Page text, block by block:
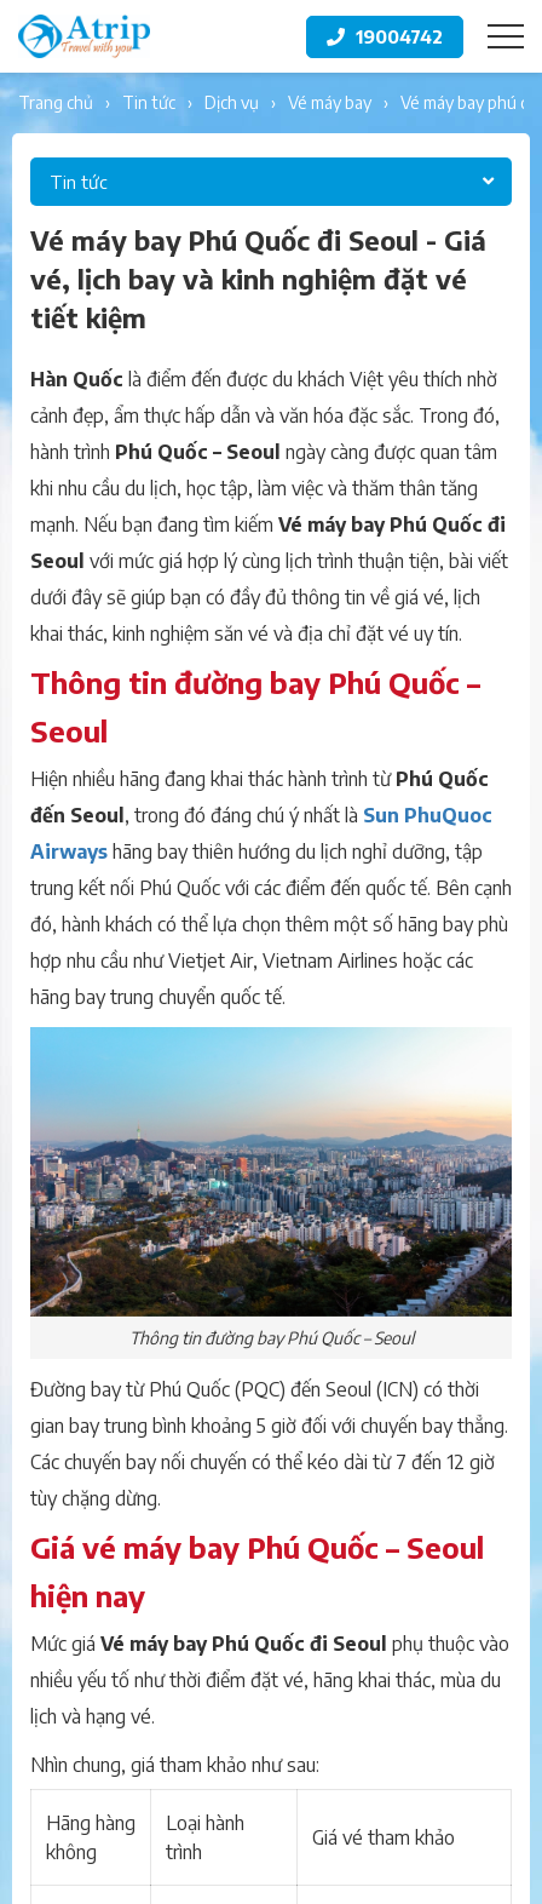
19004742
trang chủ tin tức dịch vụ vé máy bay vé máy bay phú
Tin tức
Vé máy bay Phú Quốc đi Seoul - Giá
vé, lịch bay và kinh nghiệm đặt vé
tiết kiệm
Hàn Quốc là điểm đến được du khách Việt yêu thích nhờ
cảnh đẹp, ẩm thực hấp dẫn và văn hóa đặc sắc. Trong đó,
hành trình Phú Quốc – Seoul ngày càng được quan tâm
khi nhu cầu du lịch, học tập, làm việc và thăm thân tăng
mạnh. Nếu bạn đang tìm kiếm Vé máy bay Phú Quốc đi
Seoul với mức giá hợp lý cùng lịch trình thuận tiện, bài viết
dưới đây sẽ giúp bạn có đầy đủ thông tin về giá vé, lịch
khai thác, kinh nghiệm săn vé và địa chỉ đặt vé uy tín.
Thông tin đường bay Phú Quốc –
Seoul
Hiện nhiều hãng đang khai thác hành trình từ Phú Quốc
đến Seoul , trong đó đáng chú ý nhất là Sun PhuQuoc
Airways hãng bay thiên hướng du lịch nghỉ dưỡng, tập
trung kết nối Phú Quốc với các điểm đến quốc tế. Bên cạnh
đó, hành khách có thể lựa chọn thêm một số hãng bay phù
hợp nhu cầu như Vietjet Air, Vietnam Airlines hoặc các
hãng bay trung chuyển quốc tế.
Thông tin đường bay Phú Quốc – Seoul
Đường bay từ Phú Quốc (PQC) đến Seoul (ICN) có thời
gian bay trung bình khoảng 5 giờ đối với chuyến bay thẳng.
Các chuyến bay nối chuyến có thể kéo dài từ 7 đến 12 giờ
tùy chặng dừng.
Giá vé máy bay Phú Quốc – Seoul
hiện nay
Mức giá Vé máy bay Phú Quốc đi Seoul phụ thuộc vào
nhiều yếu tố như thời điểm đặt vé, hãng khai thác, mùa du
lịch và hạng vé.
Nhìn chung, giá tham khảo như sau:
Hãng hàng
không
Loại hành
trình
Giá vé tham khảo